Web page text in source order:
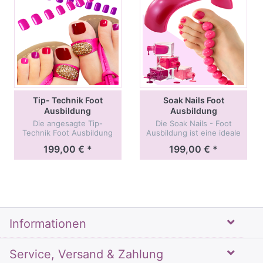
Tip- Technik Foot
Ausbildung
Die angesagte Tip-
Technik Foot Ausbildung
Foot Ausbildungen und
vermittelt Ihnen alle
199,00 € *
Soak Nails Foot
Ausbildung
Die Soak Nails - Foot
Ausbildung ist eine ideale
Fußpfleger/in und ist eine
Abhandlung aus der Lack-
199,00 € *
Informationen
Service, Versand & Zahlung